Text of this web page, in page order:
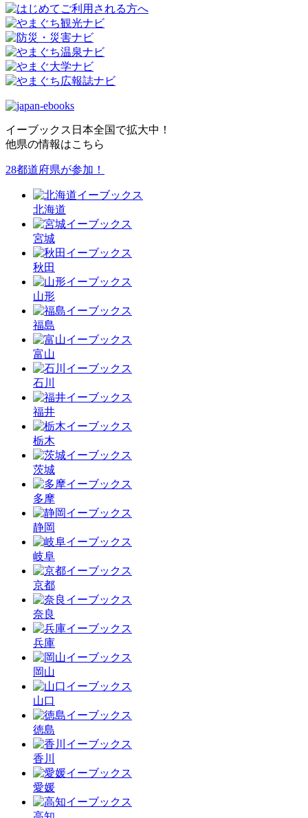
イーブックス日本全国で拡大中！
他県の情報はこちら
28都道府県が参加！
北海道
宮城
秋田
山形
福島
富山
石川
福井
栃木
茨城
多摩
静岡
岐阜
京都
奈良
兵庫
岡山
山口
徳島
香川
愛媛